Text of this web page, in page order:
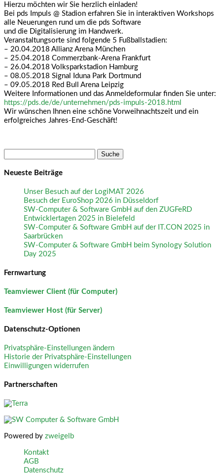
Hierzu möchten wir Sie herzlich einladen!
Bei pds Impuls @ Stadion erfahren Sie in interaktiven Workshops
alle Neuerungen rund um die pds Software
und die Digitalisierung im Handwerk.
Veranstaltungsorte sind folgende 5 Fußballstadien:
– 20.04.2018 Allianz Arena München
– 25.04.2018 Commerzbank-Arena Frankfurt
– 26.04.2018 Volksparkstadion Hamburg
– 08.05.2018 Signal Iduna Park Dortmund
– 09.05.2018 Red Bull Arena Leipzig
Weitere Informationen und das Anmeldeformular finden Sie unter:
https://pds.de/de/unternehmen/pds-impuls-2018.html
Wir wünschen Ihnen eine schöne Vorweihnachtszeit und ein
erfolgreiches Jahres-End-Geschäft!
nach:
Neueste Beiträge
Unser Besuch auf der LogiMAT 2026
Besuch der EuroShop 2026 in Düsseldorf
SW-Computer & Software GmbH auf den ZUGFeRD
Entwicklertagen 2025 in Bielefeld
SW-Computer & Software GmbH auf der IT.CON 2025 in
Saarbrücken
SW-Computer & Software GmbH beim Synology Solution
Day 2025
Fernwartung
Teamviewer Client (für Computer)
Teamviewer Host (für Server)
Datenschutz-Optionen
Privatsphäre-Einstellungen ändern
Historie der Privatsphäre-Einstellungen
Einwilligungen widerrufen
Partnerschaften
Powered by zweigelb
Kontakt
AGB
Datenschutz